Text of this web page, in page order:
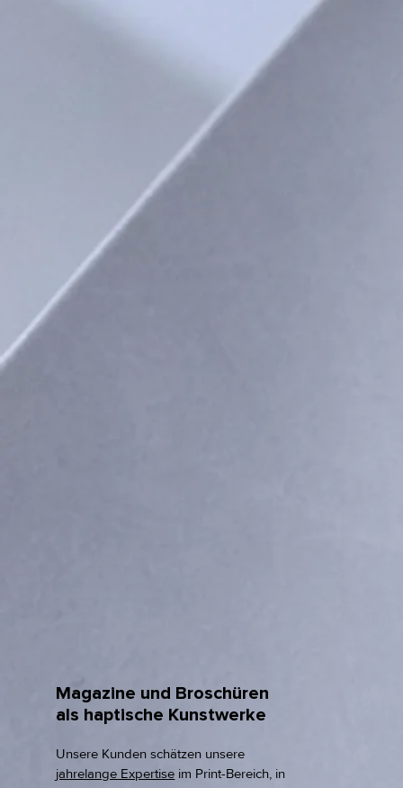
Magazine und Broschüren
als haptische Kunstwerke
Unsere Kunden schätzen unsere
jahrelange Expertise im Print-Bereich, in